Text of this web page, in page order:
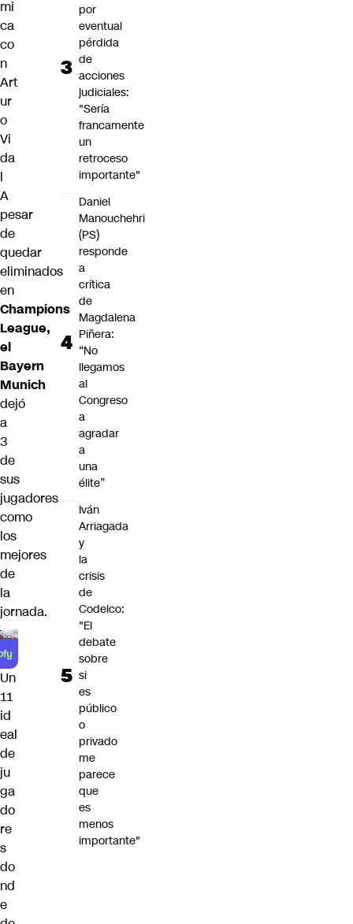
mi
ca
co
n
Art
ur
o
Vi
da
l
A
pesar
de
quedar
eliminados
en
Champions
League,
el
Bayern
Munich
dejó
a
3
de
sus
jugadores
como
los
mejores
de
la
jornada.
Un
11
id
eal
de
ju
ga
do
re
s
do
nd
e
por
eventual
pérdida
de
acciones
judiciales:
"Sería
francamente
un
retroceso
importante"
Daniel
Manouchehri
(PS)
responde
a
crítica
de
Magdalena
Piñera:
“No
llegamos
al
Congreso
a
agradar
a
una
élite”
Iván
Arriagada
y
la
crisis
de
Codelco:
"El
debate
sobre
si
es
público
o
privado
me
parece
que
es
menos
importante"